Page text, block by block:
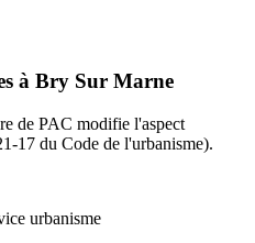
à Bry Sur Marne
de PAC modifie l'aspect
17 du Code de l'urbanisme).
urbanisme